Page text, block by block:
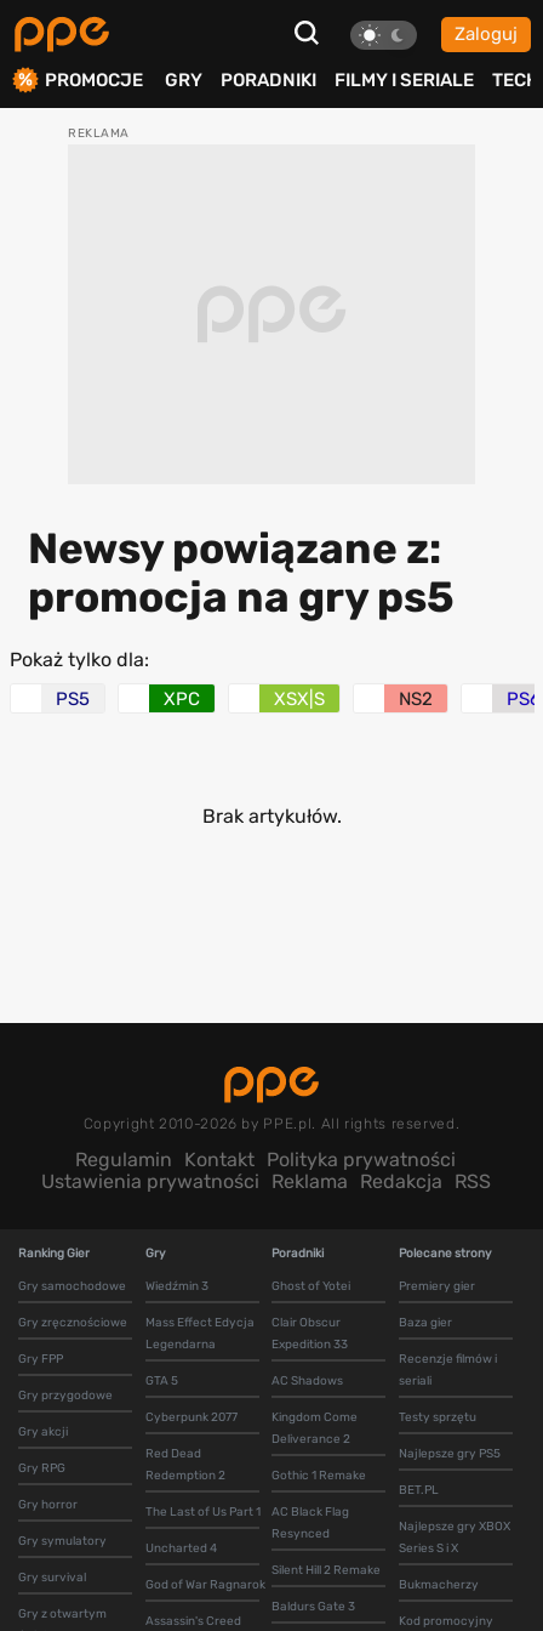
Zaloguj
PROMOCJE GRY PORADNIKI FILMY I SERIALE TECH
Newsy powiązane z:
promocja na gry ps5
Pokaż tylko dla:
PS5 XPC XSX|S NS2 PS6
Brak artykułów.
Copyright 2010-2026 by PPE.pl. All rights reserved.
Regulamin Kontakt Polityka prywatności
Ustawienia prywatności
Reklama Redakcja RSS
Ranking Gier
Gry samochodowe
Gry zręcznościowe
Gry FPP
Gry przygodowe
Gry akcji
Gry RPG
Gry horror
Gry symulatory
Gry survival
Gry z otwartym
Gry
Wiedźmin 3
Mass Effect Edycja
Legendarna
GTA 5
Cyberpunk 2077
Red Dead
Redemption 2
The Last of Us Part 1
Uncharted 4
God of War Ragnarok
Assassin's Creed
Poradniki
Ghost of Yotei
Clair Obscur
Expedition 33
AC Shadows
Kingdom Come
Deliverance 2
Gothic 1 Remake
AC Black Flag
Resynced
Silent Hill 2 Remake
Baldurs Gate 3
Polecane strony
Premiery gier
Baza gier
Recenzje filmów i
seriali
Testy sprzętu
Najlepsze gry PS5
BET.PL
Najlepsze gry XBOX
Series S i X
Bukmacherzy
Kod promocyjny